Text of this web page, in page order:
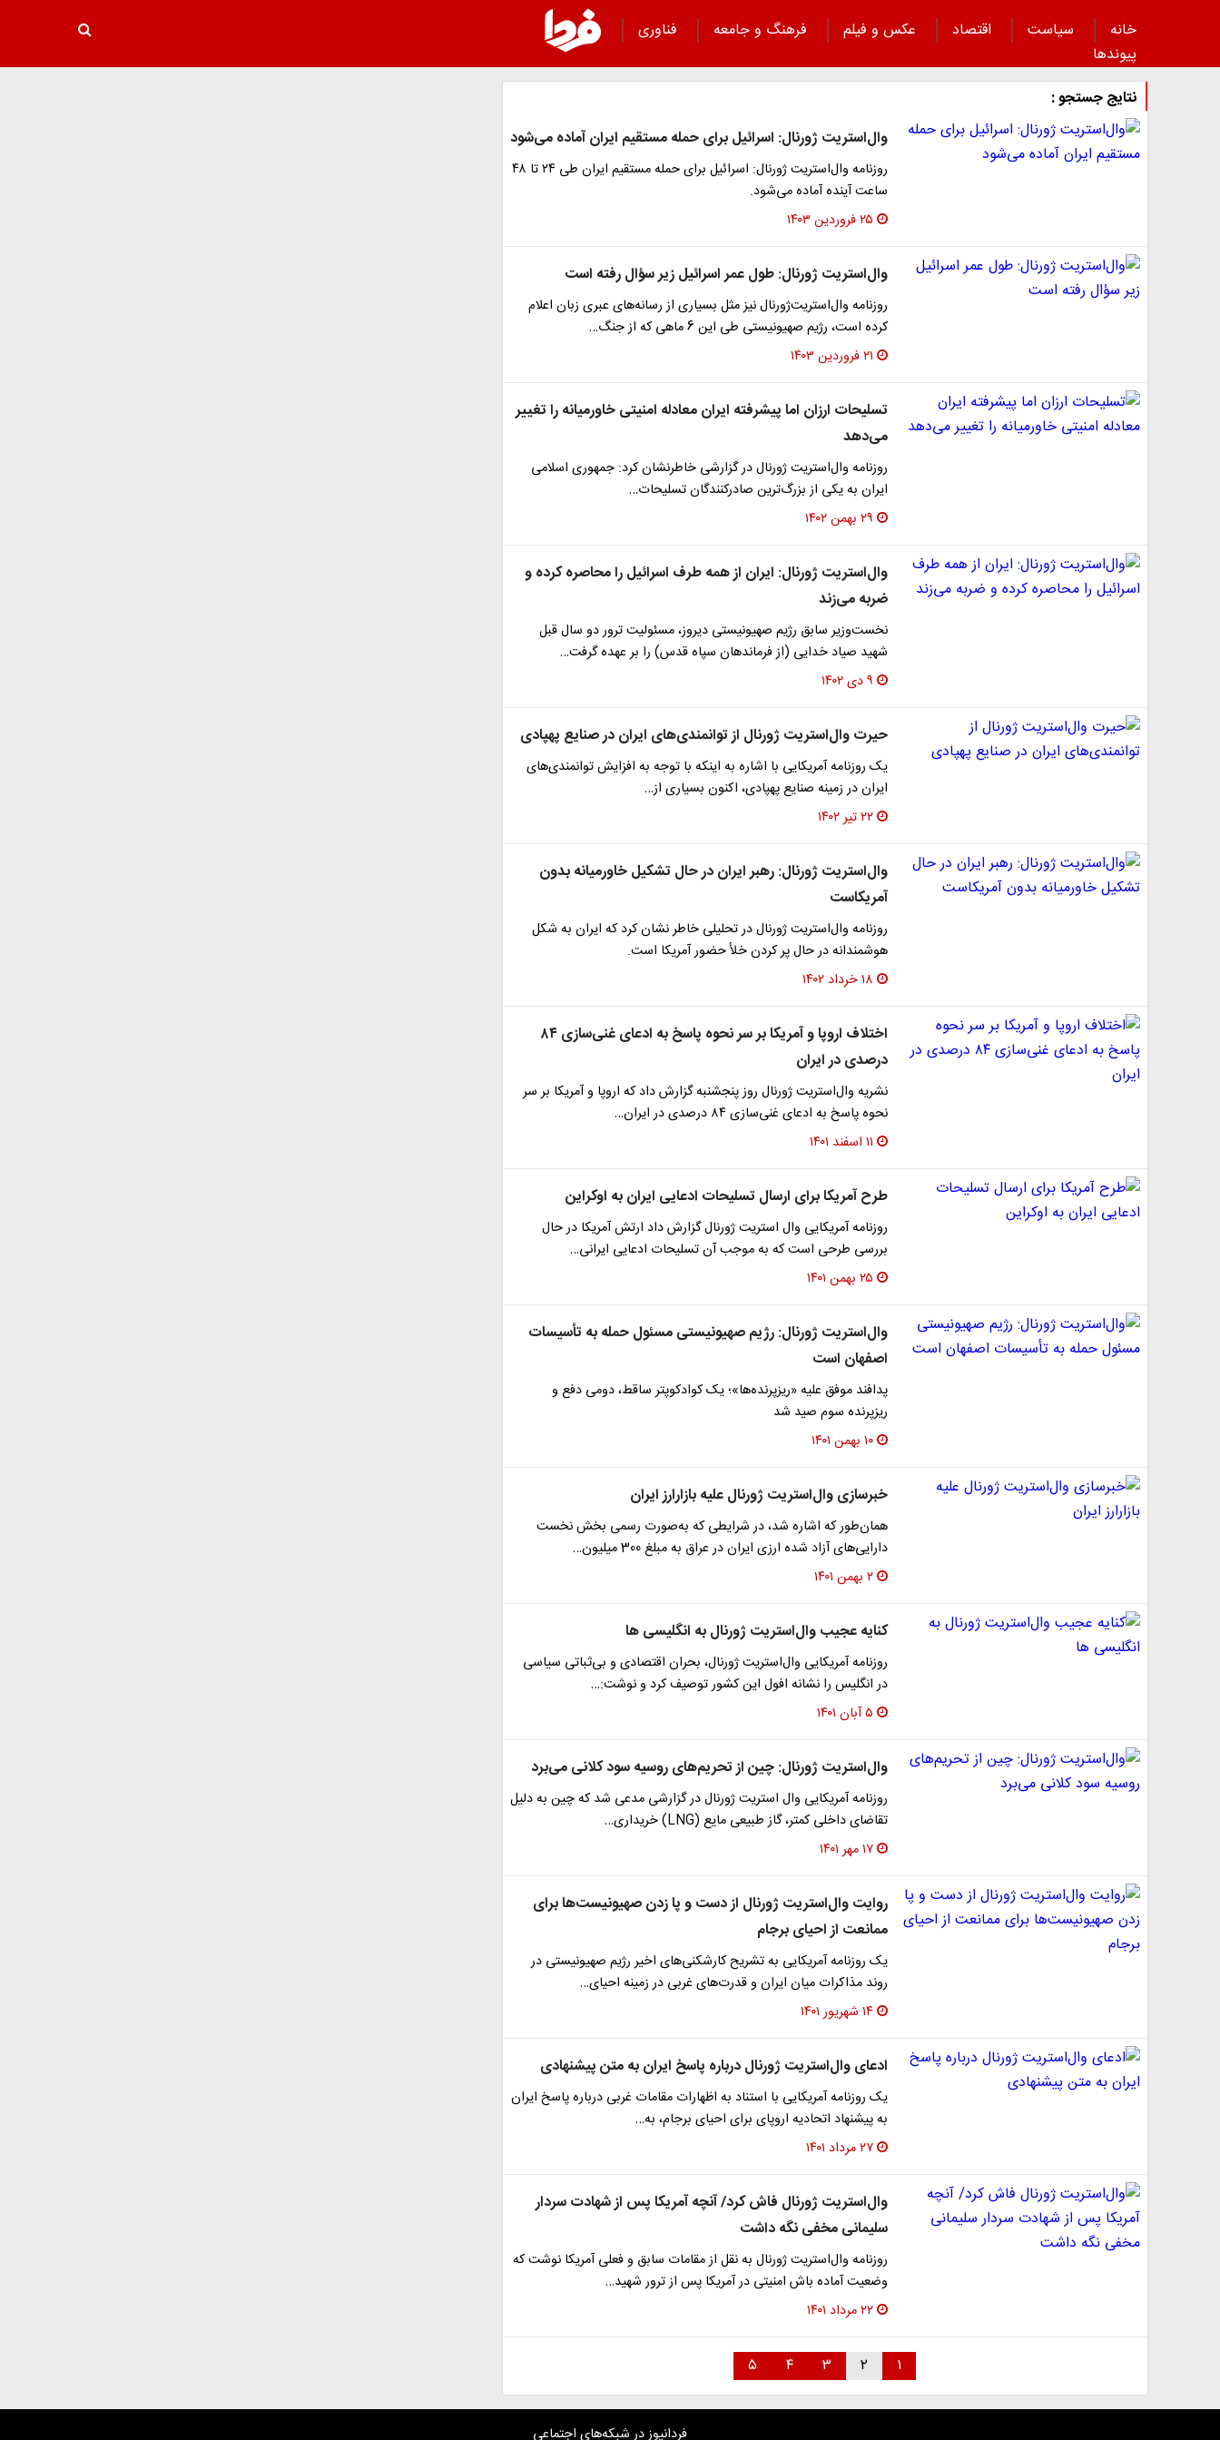
خانه سیاست اقتصاد عکس و فیلم فرهنگ و جامعه
فناوری
پیوند‌ها
نتایج جستجو :
وال‌استریت ژورنال: اسرائیل برای حمله مستقیم ایران آماده می‌شود
روزنامه وال‌استریت ژورنال: اسرائیل برای حمله مستقیم ایران طی ۲۴ تا ۴۸
ساعت آینده آماده می‌شود.
۲۵ فروردین ۱۴۰۳
وال‌استریت ژورنال: طول عمر اسرائیل زیر سؤال رفته است
روزنامه وال‌استریت‌ژورنال نیز مثل بسیاری از رسانه‌های عبری زبان اعلام
کرده است، رژیم صهیونیستی طی این 6 ماهی که از جنگ…
۲۱ فروردین ۱۴۰۳
تسلیحات ارزان اما پیشرفته ایران معادله امنیتی خاورمیانه را تغییر
می‌دهد
روزنامه وال‌استریت ژورنال در گزارشی خاطرنشان کرد: جمهوری اسلامی
ایران به یکی از بزرگ‌ترین صادرکنندگان تسلیحات…
۲۹ بهمن ۱۴۰۲
وال‌استریت ژورنال: ایران از همه طرف اسرائیل را محاصره کرده و
ضربه می‌زند
نخست‌وزیر سابق رژیم صهیونیستی دیروز، مسئولیت ترور دو سال قبل
شهید صیاد خدایی (از فرماندهان سپاه قدس) را بر عهده گرفت…
۹ دی ۱۴۰۲
حیرت وال‌استریت ژورنال از توانمندی‌های ایران در صنایع پهپادی
یک روزنامه‌ آمریکایی با اشاره به اینکه با توجه به افزایش توانمندی‌های
ایران در زمینه صنایع پهپادی، اکنون بسیاری از…
۲۲ تیر ۱۴۰۲
وال‌استریت ژورنال: رهبر ایران در حال تشکیل خاورمیانه بدون
آمریکاست
روزنامه وال‌استریت ژورنال در تحلیلی خاطر نشان کرد که ایران به شکل
هوشمندانه در حال پر کردن خلأ حضور آمریکا است.
۱۸ خرداد ۱۴۰۲
اختلاف اروپا و آمریکا بر سر نحوه پاسخ به ادعای غنی‌سازی ۸۴
درصدی در ایران
نشریه وال‌استریت ژورنال روز پنجشنبه گزارش داد که اروپا و آمریکا بر سر
نحوه پاسخ به ادعای غنی‌سازی ۸۴ درصدی در ایران…
۱۱ اسفند ۱۴۰۱
طرح آمریکا برای ارسال تسلیحات ادعایی ایران به اوکراین
روزنامه آمریکایی وال ‌استریت‌ ژورنال گزارش داد ارتش آمریکا در حال
بررسی طرحی است که به موجب آن تسلیحات ادعایی ایرانی…
۲۵ بهمن ۱۴۰۱
وال‌استریت ژورنال: رژیم صهیونیستی مسئول حمله به تأسیسات
اصفهان است
پدافند موفق علیه «ریزپرنده‌ها»؛ یک کوادکوپتر ساقط، دومی دفع و
ریزپرنده سوم صید شد
۱۰ بهمن ۱۴۰۱
خبرسازی وال‌استریت ژورنال علیه بازارارز ایران
همان‌طور که اشاره شد، در شرایطی که به‌صورت رسمی بخش نخست
دارایی‌های آزاد شده ارزی ایران در عراق به مبلغ 300 میلیون…
۲ بهمن ۱۴۰۱
کنایه عجیب وال‌استریت ژورنال به انگلیسی ها
روزنامه آمریکایی وال‌استریت ژورنال، بحران اقتصادی و بی‌ثباتی سیاسی
در انگلیس را نشانه افول این کشور توصیف کرد و نوشت:…
۵ آبان ۱۴۰۱
وال‌استریت ژورنال: چین از تحریم‌های روسیه سود کلانی می‌برد
روزنامه آمریکایی وال استریت ژورنال در گزارشی مدعی شد که چین به دلیل
تقاضای داخلی کمتر، گاز طبیعی مایع (LNG) خریداری…
۱۷ مهر ۱۴۰۱
روایت وال‌استریت ژورنال از دست و پا زدن صهیونیست‌ها برای
ممانعت از احیای برجام
یک روزنامه آمریکایی به تشریح کارشکنی‌های اخیر رژیم صهیونیستی در
روند مذاکرات میان ایران و قدرت‌های غربی در زمینه احیای…
۱۴ شهریور ۱۴۰۱
ادعای وال‌استریت ژورنال درباره پاسخ ایران به متن پیشنهادی
یک روزنامه آمریکایی با استناد به اظهارات مقامات غربی درباره پاسخ ایران
به پیشنهاد اتحادیه اروپای برای احیای برجام، به…
۲۷ مرداد ۱۴۰۱
وال‌استریت ژورنال فاش کرد/ آنچه آمریکا پس از شهادت سردار
سلیمانی مخفی نگه داشت
روزنامه وال‌استریت ژورنال به نقل از مقامات سابق و فعلی آمریکا نوشت که
وضعیت آماده باش امنیتی در آمریکا پس از ترور شهید…
۲۲ مرداد ۱۴۰۱
۱ ۲ ۳ ۴ ۵
فردانیوز در شبکه‌های اجتماعی